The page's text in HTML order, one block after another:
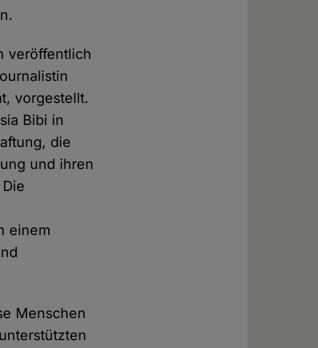
veröffentlich
vorgestellt.
Bibi in
die
und ihren
einem
Menschen